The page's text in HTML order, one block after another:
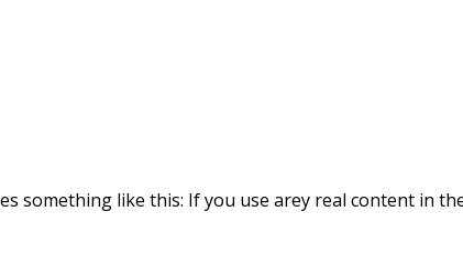
something like this: If you use arey real content in